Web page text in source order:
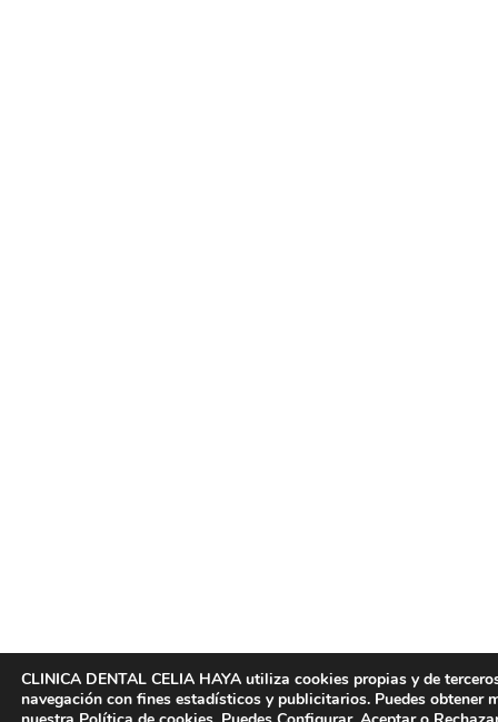
CLINICA DENTAL CELIA HAYA utiliza cookies propias y de
navegación con fines estadísticos y publicitarios. Puedes obtener